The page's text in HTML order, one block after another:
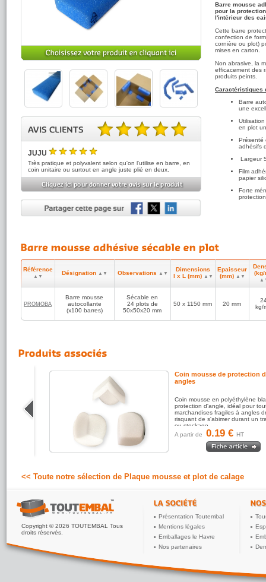
5.00 sur 5 basé sur 2 note(s).
JUJU
5/5
Très pratique et polyvalent selon qu'on l'utilise en barre, en
coin unitaire ou surtout en angle juste plié en deux.
JLS
5
Très pratique le coté autocollant de ces profilés en mousse
Barre mousse
pour la
l'intérieur des
Cette barre
confection de
cornière ou plot)
mises en carton.
Non abrasive, la
efficacement des
produits peints.
Caractéristiques
Barre
une
en plot
Présenté
adhésifs
Largeur
Film
papier
Forte
24 kg/m3
A consulter
formats pour
Référence
▲▼
Désignation ▲▼ Observations ▲▼
Dimensions
l x L (mm) ▲▼
Epaisseur
(mm) ▲▼
(kg/
PROMOBA
Barre mousse
autocollante
(x100 barres)
Sécable en
24 plots de
50x50x20 mm
50 x 1150 mm 20 mm
kg/
mesure
Coin mousse de protection
angles
Coin mousse en polyéthylène
protection d'angle, idéal pour
marchandises fragiles à angles
risquant de s'abimer durant un
ou stockage.
A partir de 0.19 € HT
<< Toute notre sélection de Plaque mousse et plot de calage
Copyright © 2026 TOUTEMBAL Tous
droits réservés.
Présentation Toutembal
Mentions légales
Emballages le Havre
Nos partenaires